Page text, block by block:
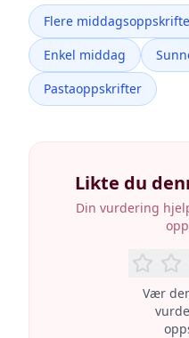
Flere
Enkel middag
Pastaoppskrifter
Likte du
Din vurdering
Vær